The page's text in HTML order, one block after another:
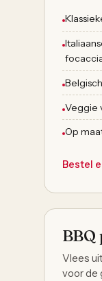
Veggie
Op
Bestel
Mei tot
BBQ
Vlees
voor de